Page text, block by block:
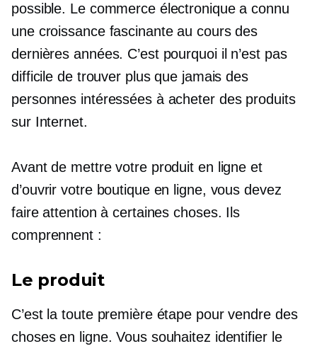
possible. Le commerce électronique a connu
une croissance fascinante au cours des
dernières années. C’est pourquoi il n’est pas
difficile de trouver plus que jamais des
personnes intéressées à acheter des produits
sur Internet.
Avant de mettre votre produit en ligne et
d’ouvrir votre boutique en ligne, vous devez
faire attention à certaines choses. Ils
comprennent :
Le produit
C’est la toute première étape pour vendre des
choses en ligne. Vous souhaitez identifier le